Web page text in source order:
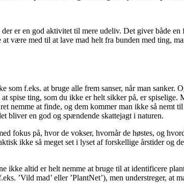
er en god aktivitet til mere udeliv. Det giver både
være med til at lave mad helt fra bunden med ting,
f.eks. at bruge alle frem sanser, når man sanker.
spise ting, som du ikke er helt sikker på, er
nemme at finde, og dem kommer man ikke så nemt
bliver en god og spændende skattejagt i naturen.
fokus på, hvor de vokser, hvornår de høstes, og
ikke så meget set i lyset af forskellige årstider
ikke altid er helt nemme at bruge til at identificere
’Vild mad’ eller ’PlantNet’), men understreger, at